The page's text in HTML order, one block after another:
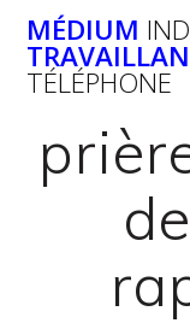
MÉDIUM
TÉLÉPHONE